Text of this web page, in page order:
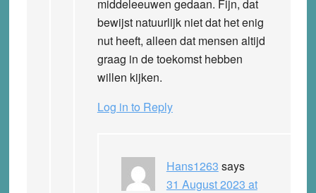
middeleeuwen gedaan. Fijn, dat
bewijst natuurlijk niet dat het enig
nut heeft, alleen dat mensen altijd
graag in de toekomst hebben
willen kijken.
Log in to Reply
Hans1263 says
31 August 2023 at